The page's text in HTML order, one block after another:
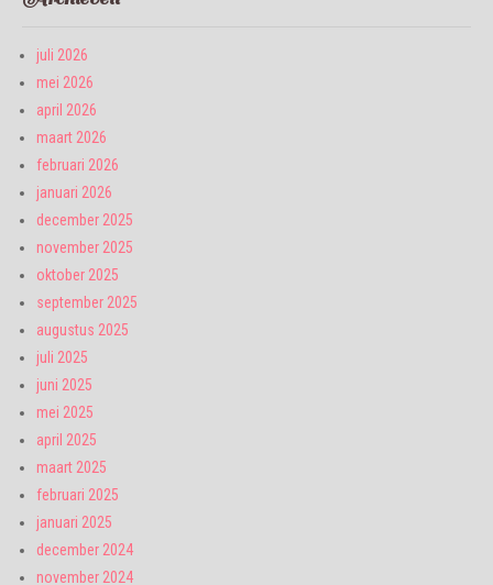
juli 2026
mei 2026
april 2026
maart 2026
februari 2026
januari 2026
december 2025
november 2025
oktober 2025
september 2025
augustus 2025
juli 2025
juni 2025
mei 2025
april 2025
maart 2025
februari 2025
januari 2025
december 2024
november 2024